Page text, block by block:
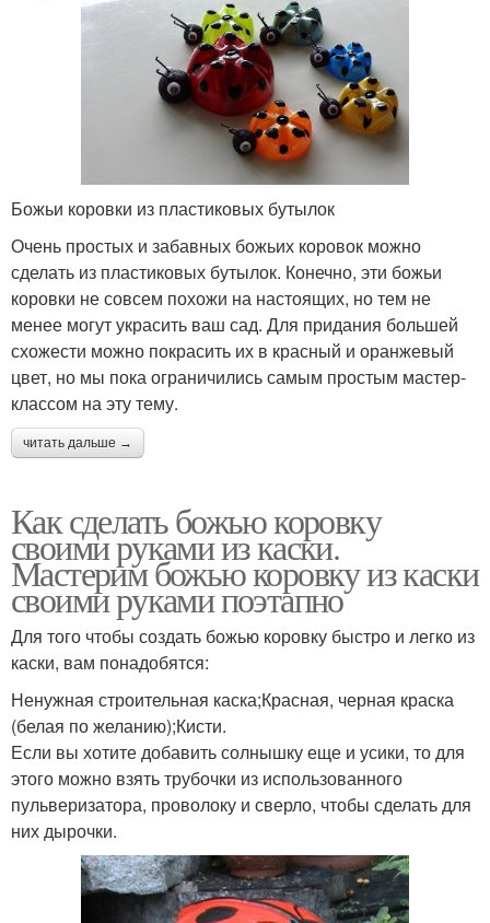
Божьи коровки из пластиковых бутылок
Очень простых и забавных божьих коровок можно
сделать из пластиковых бутылок. Конечно, эти божьи
коровки не совсем похожи на настоящих, но тем не
менее могут украсить ваш сад. Для придания большей
схожести можно покрасить их в красный и оранжевый
цвет, но мы пока ограничились самым простым мастер-
классом на эту тему.
читать дальше →
Как сделать божью коровку
своими руками из каски.
Мастерим божью коровку из каски
своими руками поэтапно
Для того чтобы создать божью коровку быстро и легко из
каски, вам понадобятся:
Ненужная строительная каска;Красная, черная краска
(белая по желанию);Кисти.
Если вы хотите добавить солнышку еще и усики, то для
этого можно взять трубочки из использованного
пульверизатора, проволоку и сверло, чтобы сделать для
них дырочки.